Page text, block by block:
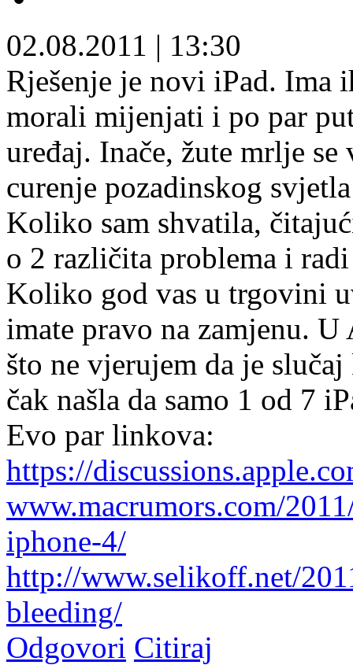
02.08.2011 | 13:30
Rješenje je novi iPad. Ima
morali mijenjati i po par
uređaj. Inače, žute mrlje
curenje pozadinskog
Koliko sam shvatila,
o 2 različita problema i
Koliko god vas u trgovini
imate pravo na zamjenu.
što ne vjerujem da je
čak našla da samo 1 od 7
Evo par linkova:
https://
www.macrumors.com/
iphone-4/
http://www.selikoff.net/
bleeding/
Odgovori Citiraj